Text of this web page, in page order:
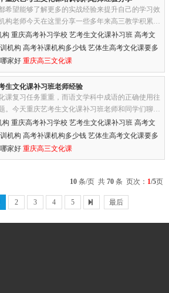
希望能够了解更多的实战经验来提升自己的学习效
构老师今天在这里分享一些多年来高三教学积累的
同学们。一、平衡专业课和文化课重庆...
重庆高考补习学校 艺考生文化课补习班 高考文
机构 高考补课机构多少钱 艺体生高考文化课要多
哪家好重庆高三文化课
生文化课补习班老师经验
课复习任务重重，而语文学科中成语的正确使用往
。今天重庆艺考生文化课补习班老师和同学们聊一
见错误类型例如：语义混淆和成份残缺...
重庆高考补习学校 艺考生文化课补习班 高考文
机构 高考补课机构多少钱 艺体生高考文化课要多
哪家好重庆高三文化课
10 条/页 共70 条 页次： 1/5页
2 3 4 5 最后